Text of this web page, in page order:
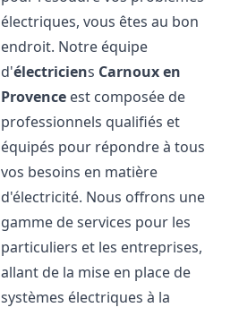
électriques, vous êtes au bon
endroit. Notre équipe
d'électriciens Carnoux en
Provence est composée de
professionnels qualifiés et
équipés pour répondre à tous
vos besoins en matière
d'électricité. Nous offrons une
gamme de services pour les
particuliers et les entreprises,
allant de la mise en place de
systèmes électriques à la